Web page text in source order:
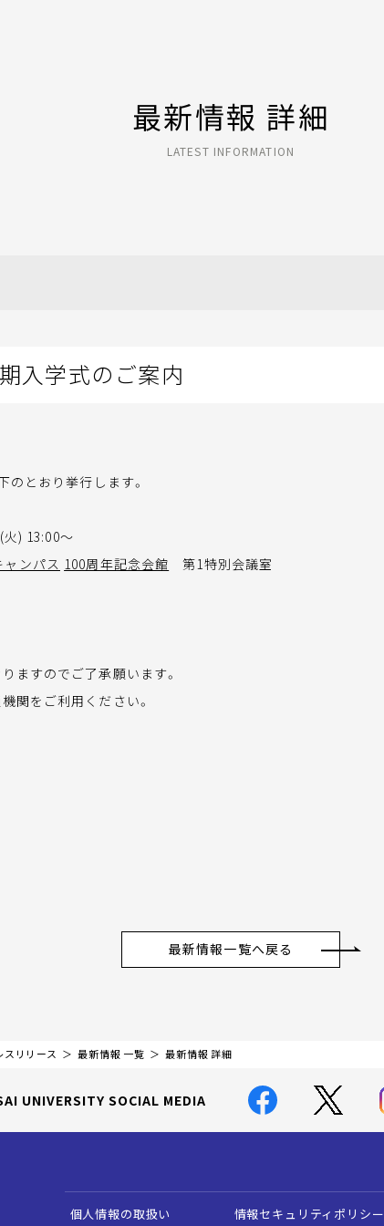
最新情報 詳細
LATEST INFORMATION
入学式のご案内
のとおり挙行します。
火) 13:00～
ャンパス 100周年記念会館 第1特別会議室
ますのでご了承願います。
関をご利用ください。
最新情報一覧へ戻る
スリリース 最新情報 一覧 最新情報 詳細
UNIVERSITY SOCIAL MEDIA
個人情報の取扱い 情報セキュリティポリシー